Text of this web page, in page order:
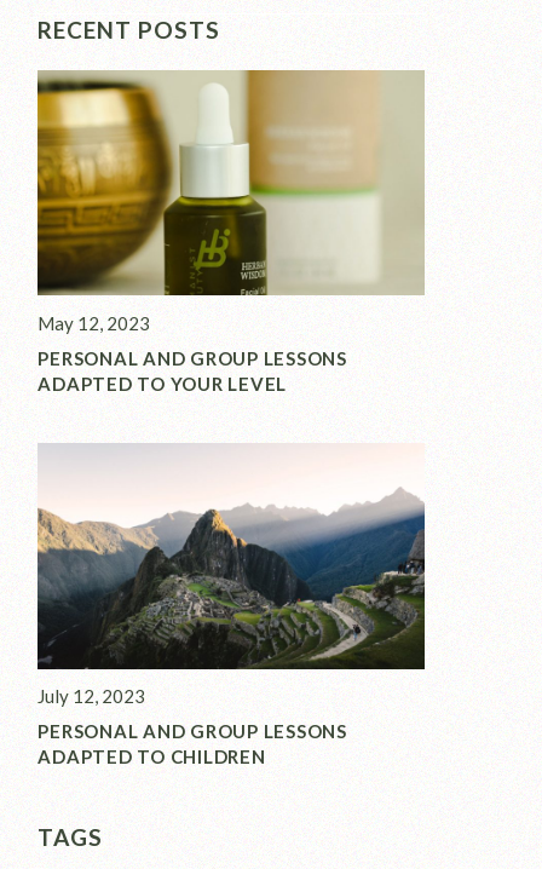
RECENT POSTS
May 12, 2023
PERSONAL AND GROUP LESSONS
ADAPTED TO YOUR LEVEL
July 12, 2023
PERSONAL AND GROUP LESSONS
ADAPTED TO CHILDREN
TAGS